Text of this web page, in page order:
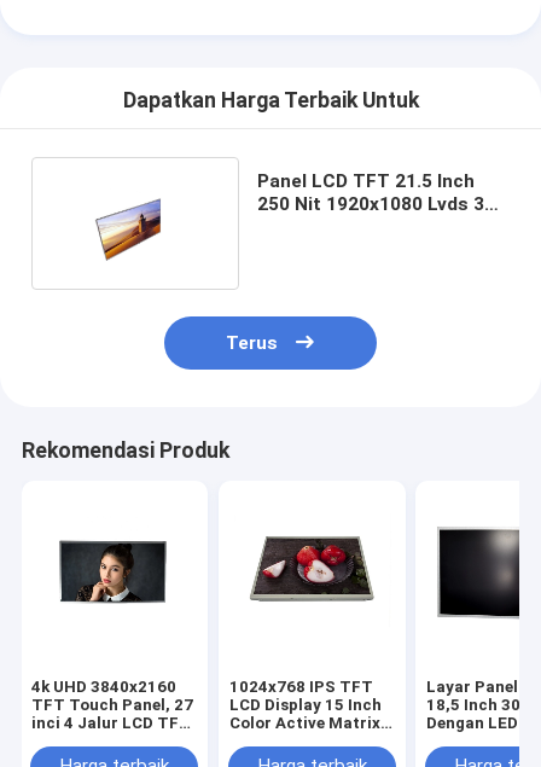
Dapatkan Harga Terbaik Untuk
Panel LCD TFT 21.5 Inch
250 Nit 1920x1080 Lvds 30
Terus
Rekomendasi Produk
4k UHD 3840x2160
TFT Touch Panel, 27
inci 4 Jalur LCD TFT
/ m2
1024x768 IPS TFT
LCD Display 15 Inch
Color Active Matrix a
Layar Panel
18,5 Inch 30
Dengan LED
768